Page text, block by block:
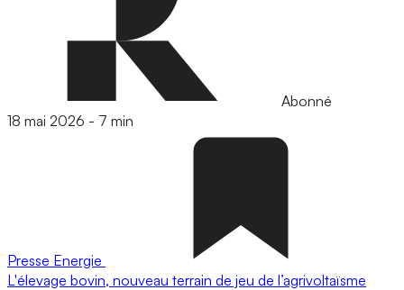
Abonné
18 mai 2026 - 7 min
Presse Energie
L'élevage bovin, nouveau terrain de jeu de l’agrivoltaïsme